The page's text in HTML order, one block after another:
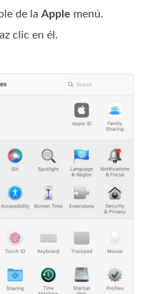
de la Apple menú.
clic en él.